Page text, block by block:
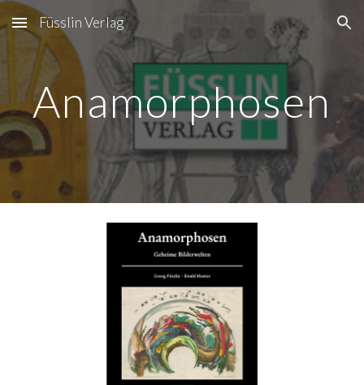
Skip to main content Skip to navigation
Füsslin Verlag
Anamorphosen